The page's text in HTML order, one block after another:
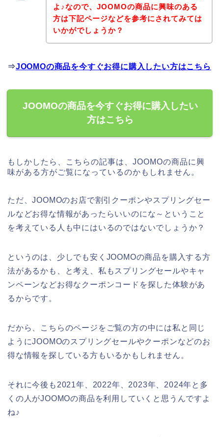
よ♪なので、JOOMOの商品に興味のある
方は下記ページなどを参考にされてみては
いかがでしょうか？
⇒JOOMOの商品を今すぐお得に購入したい方はこちら
JOOMOの商品を今すぐお得に購入したい
方はこちら
もしかしたら、こちらの記事は、JOOMOの商品に興
味がある方がご覧になっているのかもしれません。
ただ、JOOMOのお店で割引クーポンやスプリングセー
ルなどお得な情報があったらいいのにな～ということ
を考えている人も中にはいるのではないでしょうか？
というのは、少しでも安くJOOMOの商品を購入する方
法があるかも、と考え、私もスプリングセールやキャ
ンペーンなどお得なクーポンコードを探した体験があ
るからです。
だから、こちらのページをご覧の方の中には私と同じ
ようにJOOMOのスプリングセールやクーポンなどのお
得な情報を探している方もいるかもしれません。
それに今後も2021年、2022年、2023年、2024年と多
くの人がJOOMOの商品を利用していくと思うんですよ
ね♪